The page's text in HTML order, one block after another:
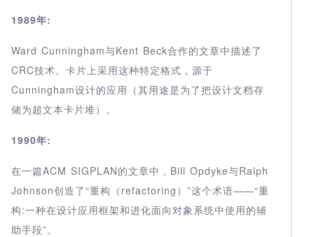
1989年:
Ward Cunningham与Kent Beck合作的文章中描述了
CRC技术。卡片上采用这种特定格式，源于
Cunningham设计的应用（其用途是为了把设计文档存
储为超文本卡片堆）。
1990年:
在一篇ACM SIGPLAN的文章中，Bill Opdyke与Ralph
Johnson创造了“重构（refactoring）”这个术语——“重
构:一种在设计应用框架和进化面向对象系统中使用的辅
助手段”。